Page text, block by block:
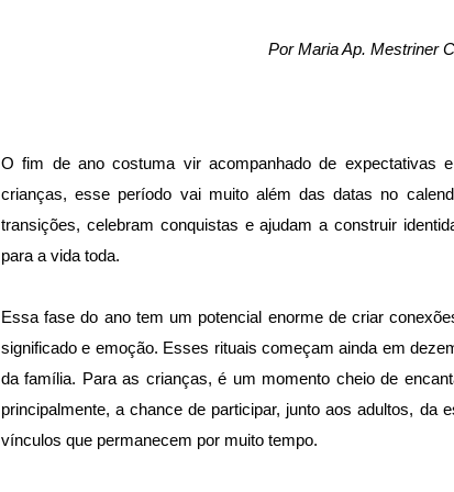
Por Maria Ap. Mestriner
O fim de ano costuma vir acompanhado de expectativas
crianças, esse período vai muito além das datas no
transições, celebram conquistas e ajudam a construir
para a vida toda.
Essa fase do ano tem um potencial enorme de criar
significado e emoção. Esses rituais começam ainda em
da família. Para as crianças, é um momento cheio de
principalmente, a chance de participar, junto aos adultos, da
vínculos que permanecem por muito tempo.